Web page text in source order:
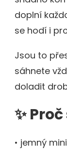
doplní
se hodí i
Jsou to
sáhnete
doladit
✨
• jemný